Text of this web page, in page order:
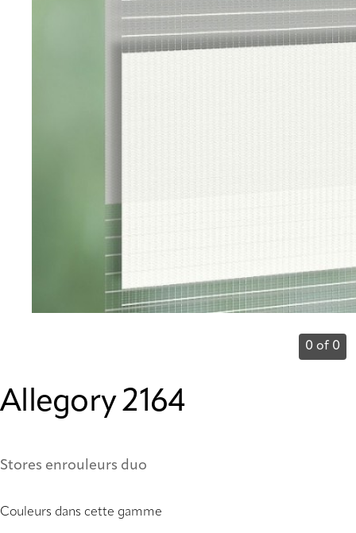
0 of 0
Allegory 2164
Stores enrouleurs duo
Couleurs dans cette gamme